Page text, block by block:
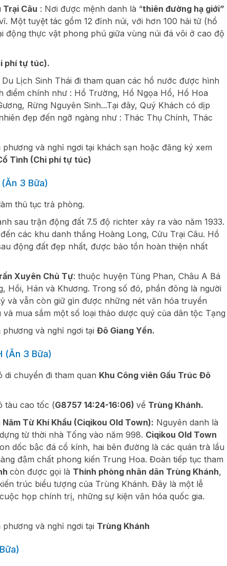
Trại Câu : Nơi được mệnh danh là “thiên đường hạ giới”
Một tuyệt tác gồm 12 đỉnh núi, với hơn 100 hải tử (hồ
động thực vật phong phú giữa vùng núi đá vôi ở cao độ
phí tự túc).
Lịch Sinh Thái đi tham quan các hồ nước được hình
điểm chính như : Hồ Trường, Hồ Ngọa Hổ, Hồ Hoa
Rừng Nguyên Sinh...Tại đây, Quý Khách có dịp
đẹp đến ngỡ ngàng như : Thác Thụ Chính, Thác
và nghỉ ngơi tại khách sạn hoặc đăng ký xem
Tình (Chi phí tự túc)
(Ăn 3 Bữa)
thủ tục trả phòng.
sau trận động đất 7.5 độ richter xảy ra vào năm 1933.
các khu danh thắng Hoàng Long, Cửu Trại Câu. Hồ
động đất đẹp nhất, được bảo tồn hoàn thiện nhất
Xuyên Chủ Tự: thuộc huyện Tùng Phan, Châu A Bá
Hồi, Hán và Khương. Trong số đó, phần đông là người
và vẫn còn giữ gìn được những nét văn hóa truyền
mua sắm một số loại thảo dược quý của dân tộc Tạng
và nghỉ ngơi tại Đô Giang Yển.
(Ăn 3 Bữa)
di chuyển đi tham quan Khu Công viên Gấu Trúc Đô
tàu cao tốc (G8757 14:24-16:06) về Trùng Khánh.
Từ Khí Khẩu (Ciqikou Old Town): Nguyên danh là
từ thời nhà Tống vào năm 998. Ciqikou Old Town
dốc bậc đá cổ kính, hai bên đường là các quán trà lầu
đậm chất phong kiến Trung Hoa. Đoàn tiếp tục tham
còn được gọi là Thính phòng nhân dân Trùng Khánh,
trúc biểu tượng của Trùng Khánh. Đây là một lễ
họp chính trị, những sự kiện văn hóa quốc gia.
và nghỉ ngơi tại Trùng Khánh